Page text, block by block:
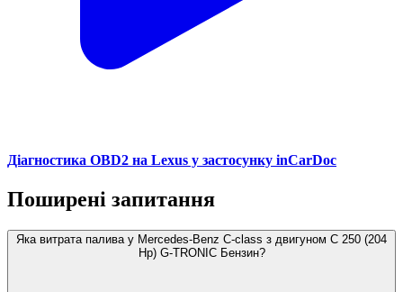
Діагностика OBD2 на Lexus у застосунку inCarDoc
Поширені запитання
Яка витрата палива у Mercedes-Benz C-class з двигуном C 250 (204
Hp) G-TRONIC Бензин?